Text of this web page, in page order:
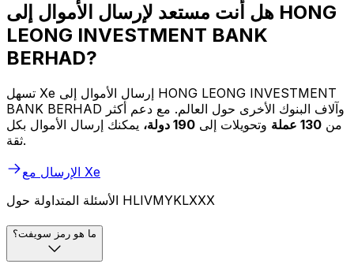
هل أنت مستعد لإرسال الأموال إلى HONG
LEONG INVESTMENT BANK
BERHAD?
تسهل Xe إرسال الأموال إلى HONG LEONG INVESTMENT
BANK BERHAD وآلاف البنوك الأخرى حول العالم. مع دعم أكثر
من 130 عملة وتحويلات إلى 190 دولة،
يمكنك إرسال الأموال بكل
ثقة.
الإرسال مع Xe
الأسئلة المتداولة حول HLIVMYKLXXX
ما هو رمز سويفت؟